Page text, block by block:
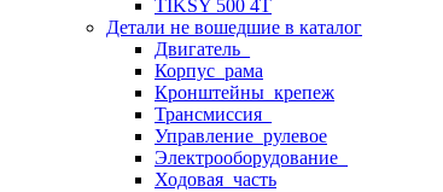
TIKSY 500 4T
Детали не вошедшие в каталог
Двигатель_
Корпус_рама
Кронштейны_крепеж
Трансмиссия_
Управление_рулевое
Электрооборудование_
Ходовая_часть